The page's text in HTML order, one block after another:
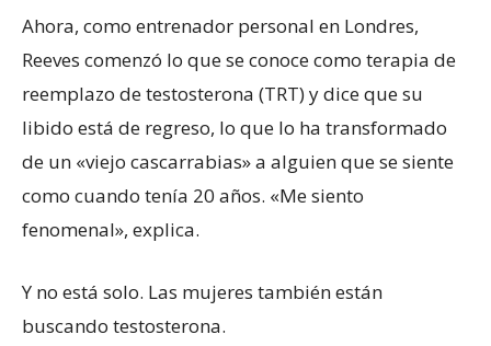
Ahora, como entrenador personal en Londres,
Reeves comenzó lo que se conoce como terapia de
reemplazo de testosterona (TRT) y dice que su
libido está de regreso, lo que lo ha transformado
de un «viejo cascarrabias» a alguien que se siente
como cuando tenía 20 años. «Me siento
fenomenal», explica.
Y no está solo. Las mujeres también están
buscando testosterona.